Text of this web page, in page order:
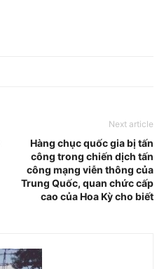
Next article
Hàng chục quốc gia bị tấn
công trong chiến dịch tấn
công mạng viễn thông của
Trung Quốc, quan chức cấp
cao của Hoa Kỳ cho biết